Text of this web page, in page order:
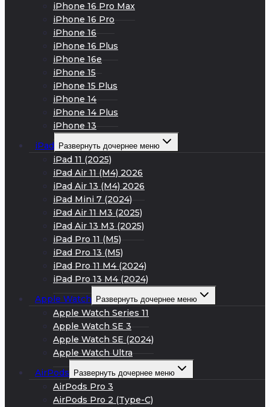
iPhone 16 Pro Max
iPhone 16 Pro
iPhone 16
iPhone 16 Plus
iPhone 16e
iPhone 15
iPhone 15 Plus
iPhone 14
iPhone 14 Plus
iPhone 13
iPad Развернуть дочернее меню
iPad 11 (2025)
iPad Air 11 (M4) 2026
iPad Air 13 (M4) 2026
iPad Mini 7 (2024)
iPad Air 11 M3 (2025)
iPad Air 13 M3 (2025)
iPad Pro 11 (M5)
iPad Pro 13 (M5)
iPad Pro 11 M4 (2024)
iPad Pro 13 M4 (2024)
Apple Watch
Развернуть дочернее меню
Apple Watch Series 11
Apple Watch SE 3
Apple Watch SE (2024)
Apple Watch Ultra
AirPods
Развернуть дочернее меню
AirPods Pro 3
AirPods Pro 2 (Type-C)